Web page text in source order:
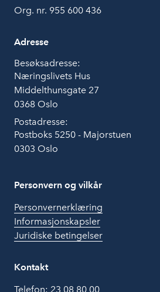
Org. nr. 955 600 436
Adresse
Besøksadresse:
Næringslivets Hus
Middelthunsgate 27
0368 Oslo
Postadresse:
Postboks 5250 - Majorstuen
0303 Oslo
Personvern og vilkår
Personvernerklæring
Informasjonskapsler
Juridiske betingelser
Kontakt
Telefon: 23 08 80 00